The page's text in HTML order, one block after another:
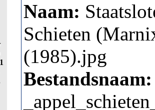
Naam:
Schieten
(1985).jpg